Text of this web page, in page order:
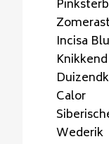
Incisa
Calor
Wederik